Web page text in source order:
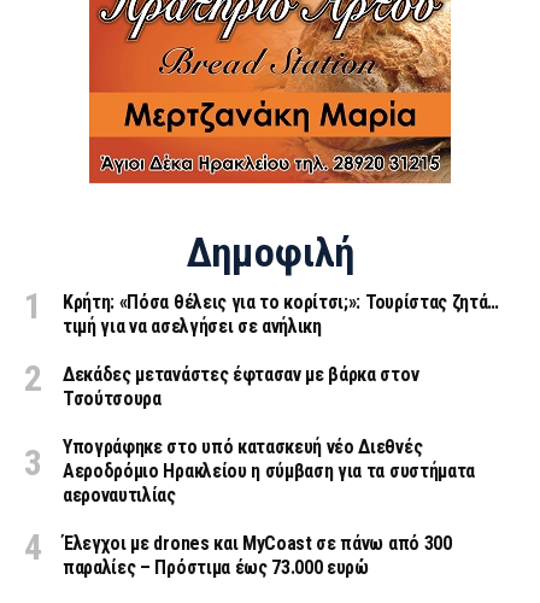
Δημοφιλή
Κρήτη: «Πόσα θέλεις για το κορίτσι;»: Τουρίστας ζητά…
τιμή για να ασελγήσει σε ανήλικη
Δεκάδες μετανάστες έφτασαν με βάρκα στον
Τσούτσουρα
Υπογράφηκε στο υπό κατασκευή νέο Διεθνές
Αεροδρόμιο Ηρακλείου η σύμβαση για τα συστήματα
αεροναυτιλίας
Έλεγχοι με drones και MyCoast σε πάνω από 300
παραλίες – Πρόστιμα έως 73.000 ευρώ